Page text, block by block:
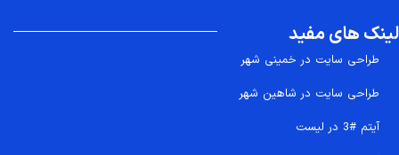
لینک های مفید
طراحی سایت در خمینی شهر
طراحی سایت در شاهین شهر
آیتم #3 در لیست